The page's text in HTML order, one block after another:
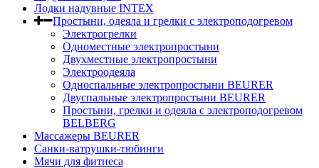
Лодки надувные INTEX
Простыни, одеяла и грелки с электроподогревом
Электрогрелки
Одноместные электропростыни
Двухместные электропростыни
Электроодеяла
Односпальные электропростыни BEURER
Двуспальные электропростыни BEURER
Простыни, грелки и одеяла с электроподогревом
BELBERG
Массажеры BEURER
Санки-ватрушки-тюбинги
Мячи для фитнеса